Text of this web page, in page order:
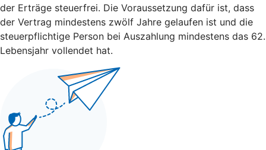
der Erträge steuerfrei. Die Voraussetzung dafür ist, dass
der Vertrag mindestens zwölf Jahre gelaufen ist und die
steuerpflichtige Person bei Auszahlung mindestens das 62.
Lebensjahr vollendet hat.